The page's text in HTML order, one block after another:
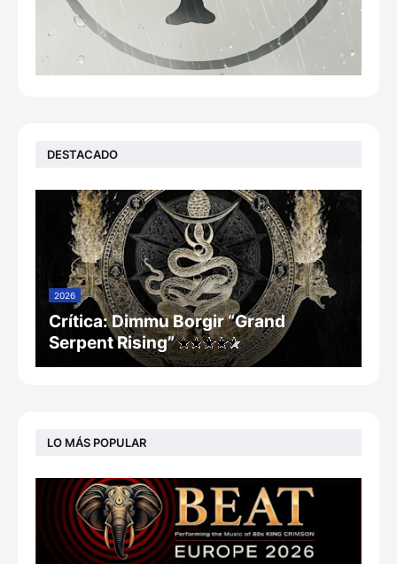
DESTACADO
2026
Crítica: Dimmu Borgir “Grand
Serpent Rising”
LO MÁS POPULAR